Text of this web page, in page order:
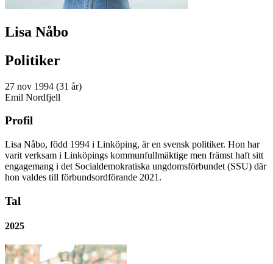
Lisa Nåbo
Politiker
27 nov 1994 (31 år)
Emil Nordfjell
Profil
Lisa Nåbo, född 1994 i Linköping, är en svensk politiker. Hon har
varit verksam i Linköpings kommunfullmäktige men främst haft sitt
engagemang i det Socialdemokratiska ungdomsförbundet (SSU) där
hon valdes till förbundsordförande 2021.
Tal
2025